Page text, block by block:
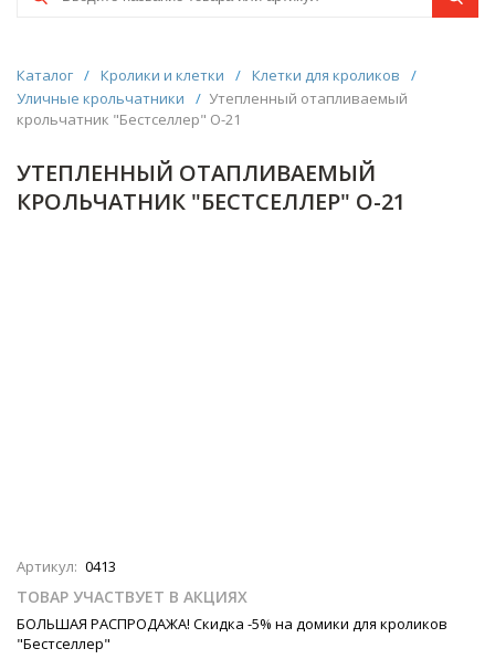
Каталог / Кролики и клетки / Клетки для кроликов
/
Уличные крольчатники
/ Утепленный отапливаемый
крольчатник "Бестселлер" О-21
УТЕПЛЕННЫЙ ОТАПЛИВАЕМЫЙ
КРОЛЬЧАТНИК "БЕСТСЕЛЛЕР" О-21
Артикул: 0413
ТОВАР УЧАСТВУЕТ В АКЦИЯХ
БОЛЬШАЯ РАСПРОДАЖА! Скидка -5% на домики для кроликов
"Бестселлер"